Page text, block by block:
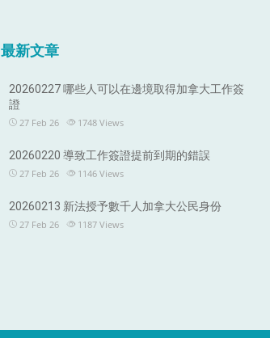
最新文章
20260227 哪些人可以在邊境取得加拿大工作簽
證
27 Feb 26 1748 Views
20260220 導致工作簽證提前到期的錯誤
27 Feb 26 1146 Views
20260213 新法授予數千人加拿大公民身份
27 Feb 26 1187 Views